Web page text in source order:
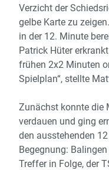
Verzicht der
gelbe Karte zu
in der 12. Minute
Patrick Hüter
frühen 2x2 Minuten
Spielplan“, stellte
Zunächst konnte die
verdauen und ging
den ausstehenden
Begegnung:
Treffer in Folge, der